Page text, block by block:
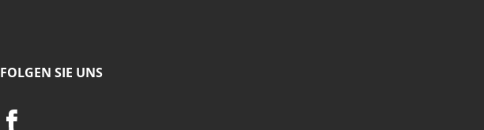
FOLGEN SIE UNS